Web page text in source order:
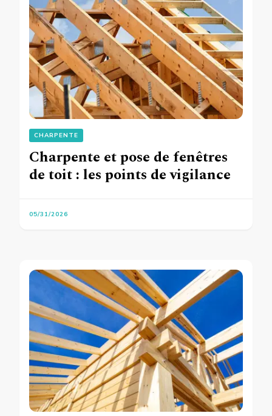
CHARPENTE
Charpente et pose de fenêtres
de toit : les points de vigilance
05/31/2026